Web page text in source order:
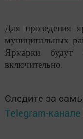
Для проведения
муниципальных
Ярмарки будут
включительно.
Следите за
Telegram-канале